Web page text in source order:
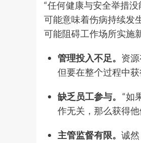
“任何健康与安全举措
可能意味着伤病持续发
可能阻碍工作场所实施
管理投入不足。 资
但要在整个过程中
缺乏员工参与。 “如
作无关，那么获得
主管监督有限。 诚